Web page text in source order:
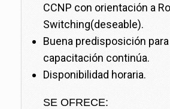
CCNP con orientación a
Switching(deseable).
Buena predisposición para
capacitación continúa.
Disponibilidad horaria.
SE OFRECE: